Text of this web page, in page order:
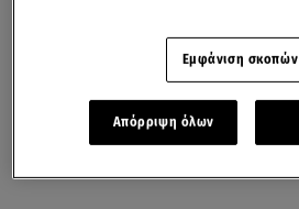
Εμφάνιση σκοπών
Απόρριψη όλων